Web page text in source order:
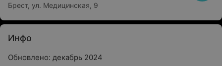
Брест, ул. Медицинская, 9
Инфо
Обновлено: декабрь 2024